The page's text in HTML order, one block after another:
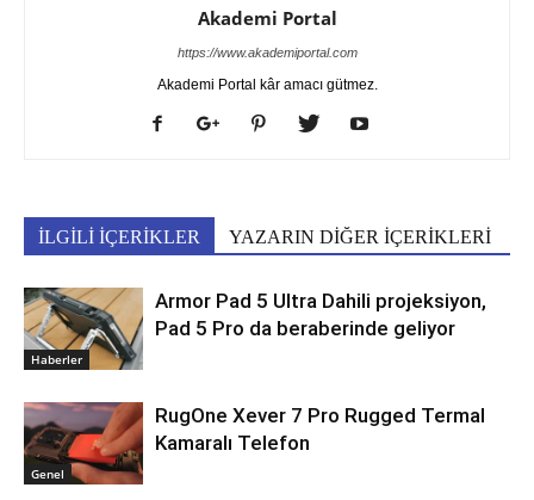
Akademi Portal
https://www.akademiportal.com
Akademi Portal kâr amacı gütmez.
İLGİLİ İÇERİKLER YAZARIN DİĞER İÇERİKLERİ
Haberler
Armor Pad 5 Ultra Dahili projeksiyon,
Pad 5 Pro da beraberinde geliyor
Genel
RugOne Xever 7 Pro Rugged Termal
Kamaralı Telefon